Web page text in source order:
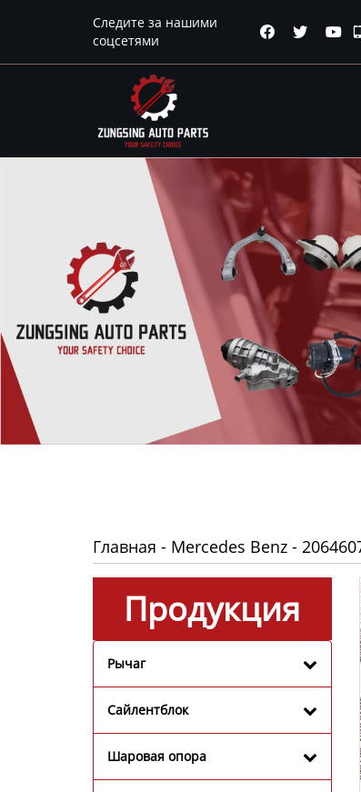
Следите за нашими
соцсетями
   
Продукция
О нас
Главная - Mercedes Benz -
Продукция
Рычаг
Сайлентблок
Шаровая опора